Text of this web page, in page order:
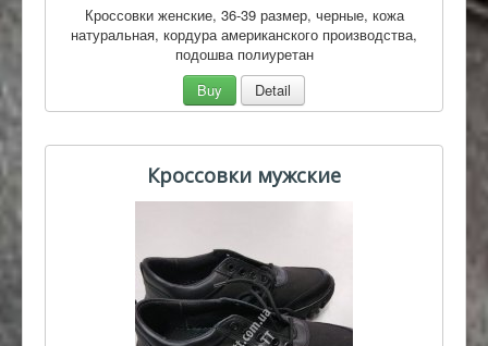
Кроссовки женские, 36-39 размер, черные, кожа
натуральная, кордура американского производства,
подошва полиуретан
Buy
Detail
Кроссовки мужские